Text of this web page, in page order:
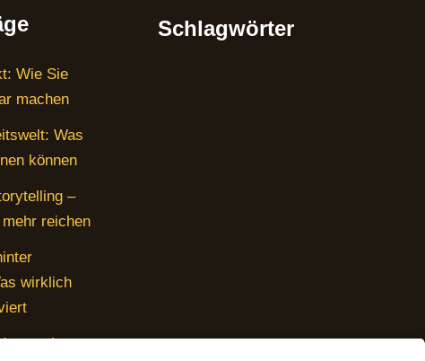
Wie Sie
machen
Was
können
–
reichen
wirklich
bares
Schlagwörter